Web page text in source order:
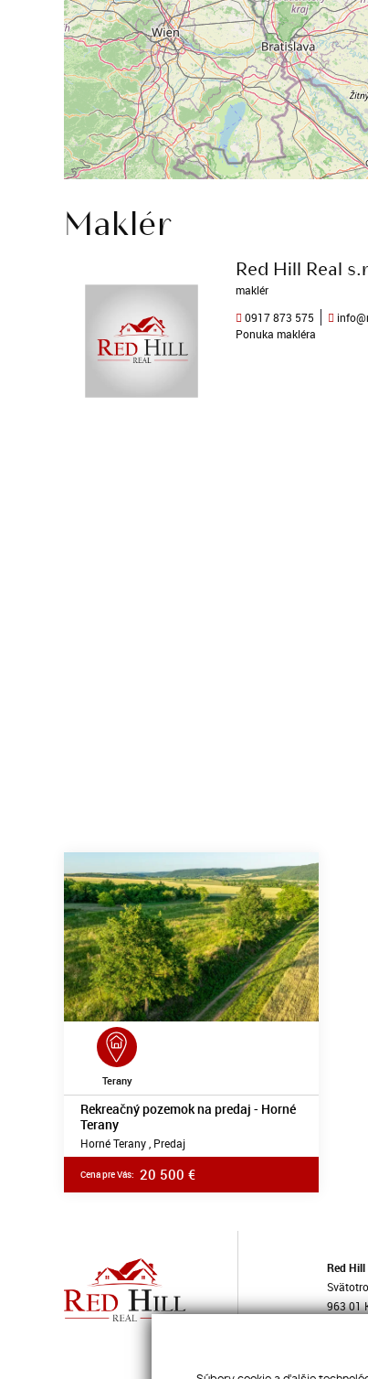
Maklér
Red Hill Real
maklér
0917 873 575
Ponuka makléra
Terany
Rekreačný pozemok na predaj - Horné
Terany
Horné Terany , Predaj
Cena pre Vás: 20 500 €
Red Hill
963 01
IČO: